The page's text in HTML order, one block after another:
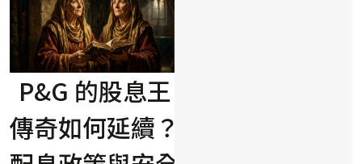
P&G 的股息王
傳奇如何延續？